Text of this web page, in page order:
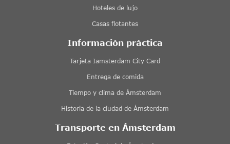
Hoteles de lujo
Casas flotantes
Información práctica
Tarjeta Iamsterdam City Card
Entrega de comida
Tiempo y clima de Ámsterdam
Historia de la ciudad de Ámsterdam
Transporte en Ámsterdam